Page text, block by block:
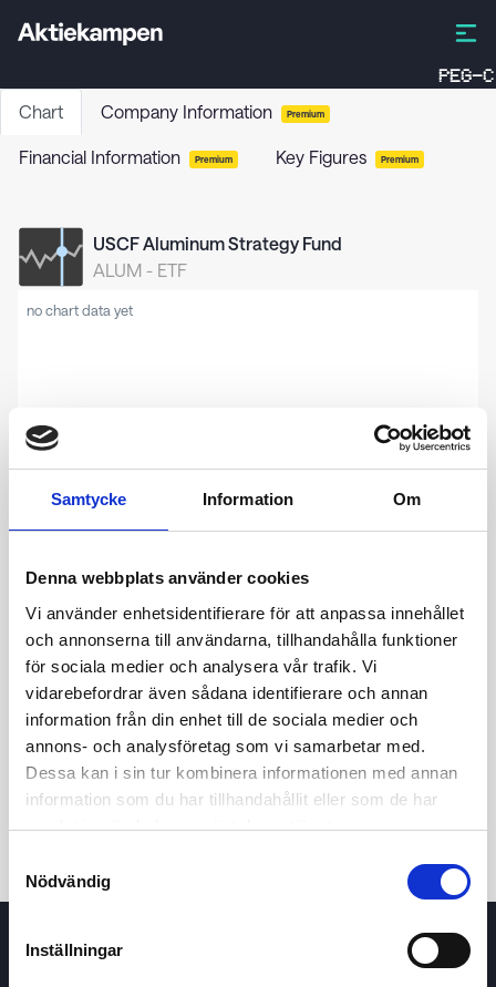
Samtycke Information Om
Denna webbplats använder cookies
Vi använder enhetsidentifierare för att anpassa innehållet
och annonserna till användarna, tillhandahålla funktioner
för sociala medier och analysera vår trafik. Vi
vidarebefordrar även sådana identifierare och annan
information från din enhet till de sociala medier och
annons- och analysföretag som vi samarbetar med.
Dessa kan i sin tur kombinera informationen med annan
information som du har tillhandahållit eller som de har
samlat in när du har använt deras tjänster.
Nödvändig
Inställningar
PEG-C
Chart Company Information Premium
Financial Information Premium Key Figures Premium
USCF Aluminum Strategy Fund
ALUM - ETF
no chart data yet
24h 7d 1m 3m 1y 5y
Trade